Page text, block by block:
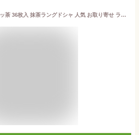
京都ヴェネト グラッ茶 36枚入 抹茶ラングドシャ 人気 お取り寄せ ラングドシャ クッキー 個包装 京都 お土産 ギフト プレゼント お歳暮 抹茶スイーツ お菓子 [ティラミス仕立ての抹茶ラングドシャ]